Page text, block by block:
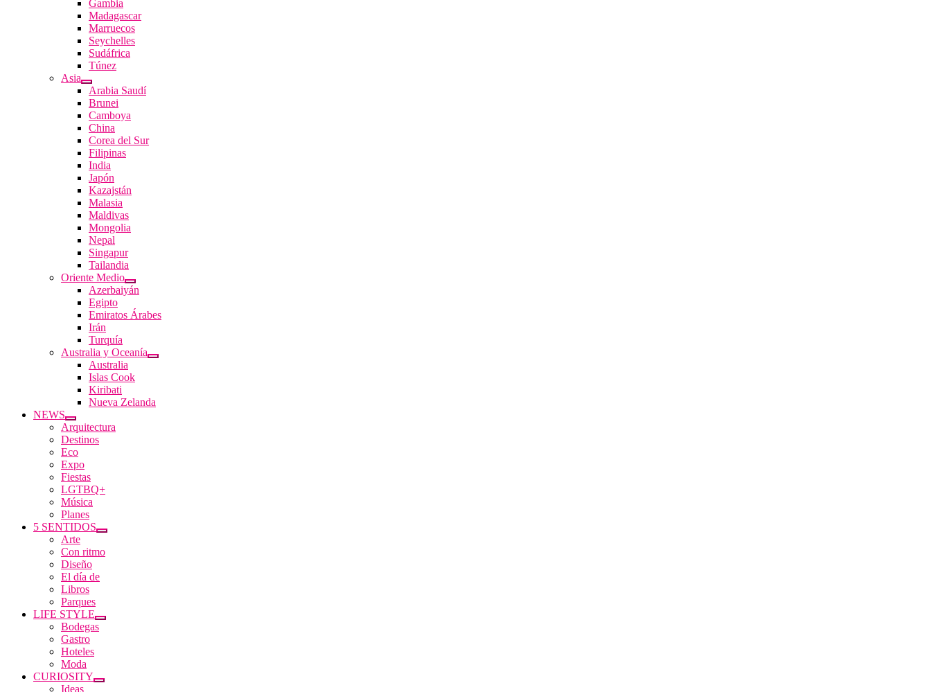
Gambia
Madagascar
Marruecos
Seychelles
Sudáfrica
Túnez
Asia
Arabia Saudí
Brunei
Camboya
China
Corea del Sur
Filipinas
India
Japón
Kazajstán
Malasia
Maldivas
Mongolia
Nepal
Singapur
Tailandia
Oriente Medio
Azerbaiyán
Egipto
Emiratos Árabes
Irán
Turquía
Australia y Oceanía
Australia
Islas Cook
Kiribati
Nueva Zelanda
NEWS
Arquitectura
Destinos
Eco
Expo
Fiestas
LGTBQ+
Música
Planes
5 SENTIDOS
Arte
Con ritmo
Diseño
El día de
Libros
Parques
LIFE STYLE
Bodegas
Gastro
Hoteles
Moda
CURIOSITY
Ideas